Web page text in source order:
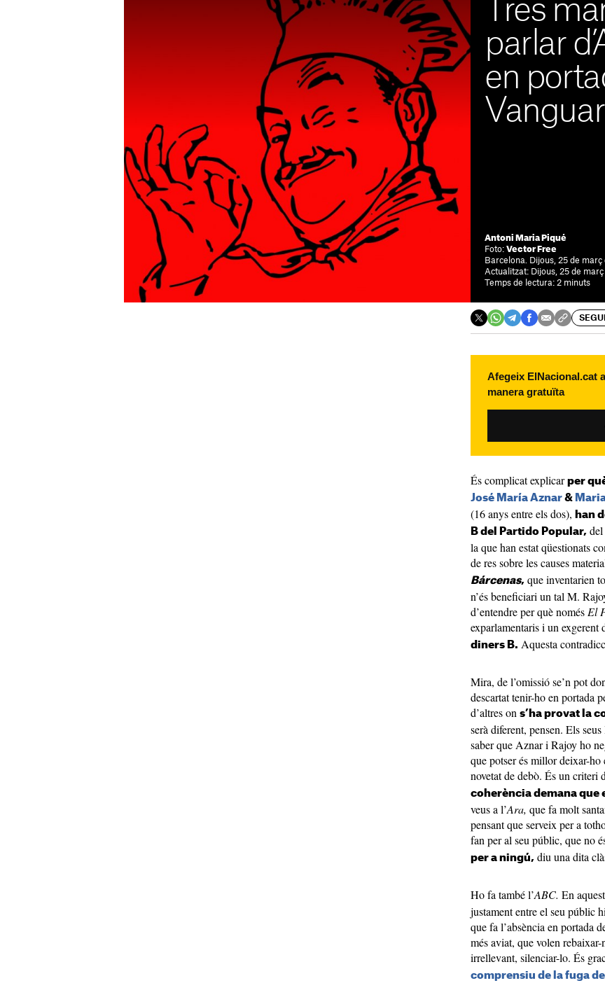
Tres
parlar
en
Antoni Maria Piqué
Foto: Vector Free
Barcelona. Dijous, 25 de març
Actualitzat: Dijous, 25 de març
Temps de lectura: 2 minuts
Afegeix ElNacional.cat
manera gratuïta
És complicat explicar per
José María Aznar &
(16 anys entre els dos), han
B del Partido Popular,
la que han estat qüestionats
de res sobre les causes
Bárcenas, que inventarien
n’és beneficiari un tal M.
d’entendre per què només El
exparlamentaris i un exgerent
diners B. Aquesta
Mira, de l’omissió se’n pot
descartat tenir-ho en portada
d’altres on s’ha provat la
serà diferent, pensen. Els
saber que Aznar i Rajoy ho
que potser és millor deixar-
novetat de debò. És un criteri
coherència demana que
veus a l’Ara, que fa molt
pensant que serveix per a
fan per al seu públic, que no
per a ningú, diu una dita
Ho fa també l’ABC. En
justament entre el seu públic
que fa l’absència en portada
més aviat, que volen
irrellevant, silenciar-lo. És
comprensiu de la fuga